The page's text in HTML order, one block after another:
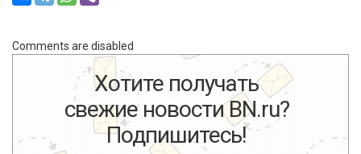
Comments are disabled
Хотите получать
свежие новости BN.ru?
Подпишитесь!